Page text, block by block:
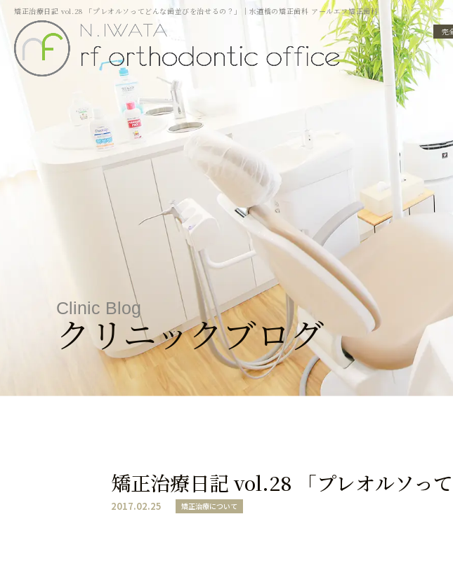
矯正治療日記 vol.28 「プレオルソってどんな歯並びを治せるの？」｜水道橋の矯正歯科 アールエフ矯正歯科
完
Clinic Blog
クリニックブログ
矯正治療日記 vol.28 「プレオルソっ
2017.02.25 矯正治療について